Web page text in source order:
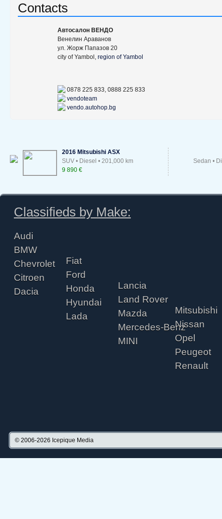
Contacts
Aвтосалон ВЕНДО
Венелин Араванов
ул. Жорж Папазов 20
city of Yambol, region of Yambol
0878 225 833, 0888 225 833
vendoteam
vendo.autohop.bg
2016 Mitsubishi ASX
SUV • Diesel • 201,000 km
9 890 €
Sedan •
Classifieds by Make:
Audi
BMW
Chevrolet
Citroen
Dacia
Fiat
Ford
Honda
Hyundai
Lada
Lancia
Land Rover
Mazda
Mercedes-Benz
MINI
Mitsubishi
Nissan
Opel
Peugeot
Renault
© 2006-2026 Icepique Media